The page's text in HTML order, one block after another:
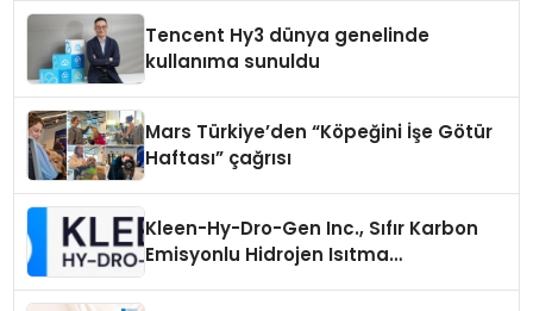
Tencent Hy3 dünya genelinde
kullanıma sunuldu
Mars Türkiye’den “Köpeğini İşe Götür
Haftası” çağrısı
Kleen-Hy-Dro-Gen Inc., Sıfır Karbon
Emisyonlu Hidrojen Isıtma